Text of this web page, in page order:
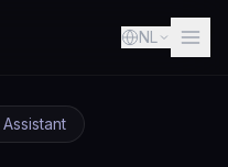
NL